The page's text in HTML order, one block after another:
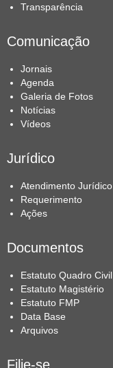
Transparência
Comunicação
Jornais
Agenda
Galeria de Fotos
Notícias
Vídeos
Jurídico
Atendimento Jurídico
Requerimento
Ações
Documentos
Estatuto Quadro Civil
Estatuto Magistério
Estatuto FMP
Data Base
Arquivos
Filie-se